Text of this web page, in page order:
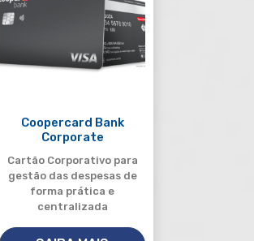
Coopercard Bank
Corporate
Cartão Corporativo para
gestão das despesas de
forma prática e
centralizada